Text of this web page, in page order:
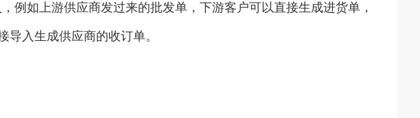
例如上游供应商发过来的批发单，下游客户可以直接生成进货单，
导入生成供应商的收订单。